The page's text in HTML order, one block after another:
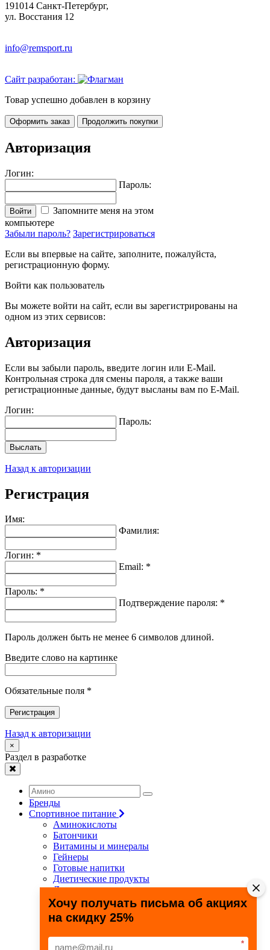
191014 Санкт-Петербург,
ул. Восстания 12
info@remsport.ru
Сайт разработан:
Товар успешно добавлен в корзину
Оформить заказ Продолжить покупки
Авторизация
Логин:
Пароль:
Войти
Запомните меня на этом
компьютере
Забыли пароль? Зарегистрироваться
Если вы впервые на сайте, заполните, пожалуйста,
регистрационную форму.
Войти как пользователь
Вы можете войти на сайт, если вы зарегистрированы на
одном из этих сервисов:
Авторизация
Если вы забыли пароль, введите логин или E-Mail.
Контрольная строка для смены пароля, а также ваши
регистрационные данные, будут высланы вам по E-Mail.
Логин:
Пароль:
Выслать
Назад к авторизации
Регистрация
Имя:
Фамилия:
Логин: *
Email: *
Пароль: *
Подтверждение пароля: *
Пароль должен быть не менее 6 символов длиной.
Введите слово на картинке
Обязательные поля *
Регистрация
Назад к авторизации
×
Раздел в разработке
Бренды
Спортивное питание
Аминокислоты
Батончики
Витамины и минералы
Гейнеры
Готовые напитки
Диетические продукты
Для связок и суставов
Жиросжигатели
Здоровье и долголетие
Креатин
Специальные препараты
Хочу получать письма об акциях
на скидку 25%
*